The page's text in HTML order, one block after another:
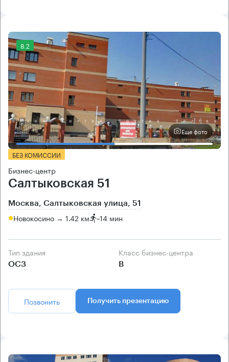
8.2
Еще фото
БЕЗ КОМИССИИ
Бизнес-центр
Салтыковская 51
Москва, Салтыковская улица, 51
Новокосино → 1.42 км ~14 мин
Тип здания
ОСЗ
Класс бизнес-центра
B
Позвонить Получить презентацию